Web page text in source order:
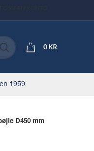
0 0 KR
1959
D450 mm